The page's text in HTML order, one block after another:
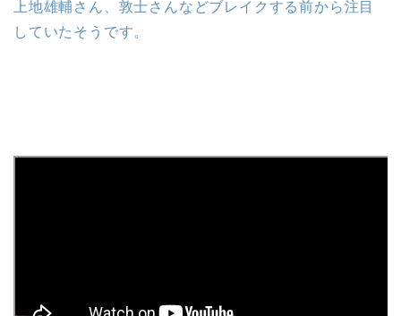
上地雄輔さん、敦士さんなどブレイクする前から注目
していたそうです。